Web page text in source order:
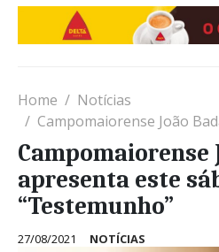
Home
Notícias
Campomaiorense João Badalo
Campomaiorense
apresenta este
“Testemunho”
27/08/2021 NOTÍCIAS